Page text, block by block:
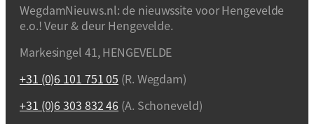
WegdamNieuws.nl: de nieuwssite voor Hengevelde
e.o.! Veur & deur Hengevelde.
Markesingel 41, HENGEVELDE
+31 (0)6 101 751 05 (R. Wegdam)
+31 (0)6 303 832 46 (A. Schoneveld)